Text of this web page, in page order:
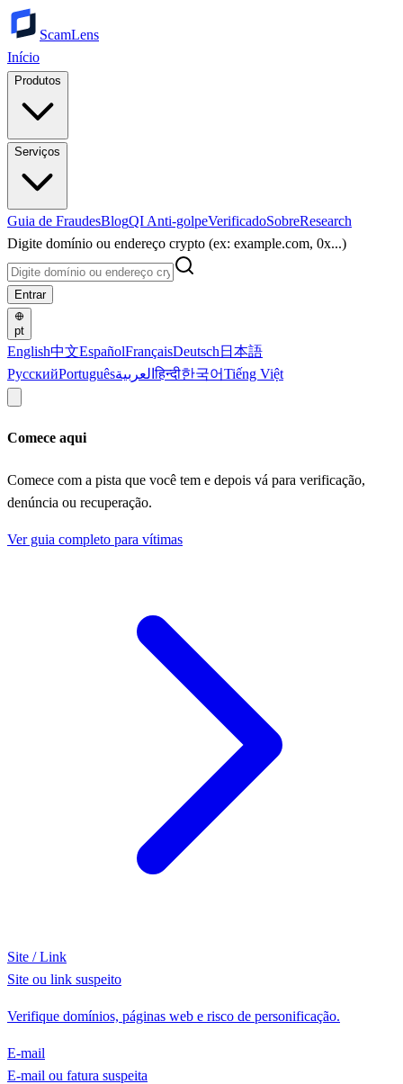
ScamLens
Início
Produtos
Serviços
Guia de FraudesBlogQI Anti-golpeVerificadoSobreResearch
Digite domínio ou endereço crypto (ex: example.com, 0x...)
Entrar
pt
English中文EspañolFrançaisDeutsch 日本語
РусскийPortuguêsالعربيةहिन्दी한국어Tiếng Việt
Comece aqui
Comece com a pista que você tem e depois vá para verificação,
denúncia ou recuperação.
Ver guia completo para vítimas
Site / Link
Site ou link suspeito
Verifique domínios, páginas web e risco de personificação.
E-mail
E-mail ou fatura suspeita